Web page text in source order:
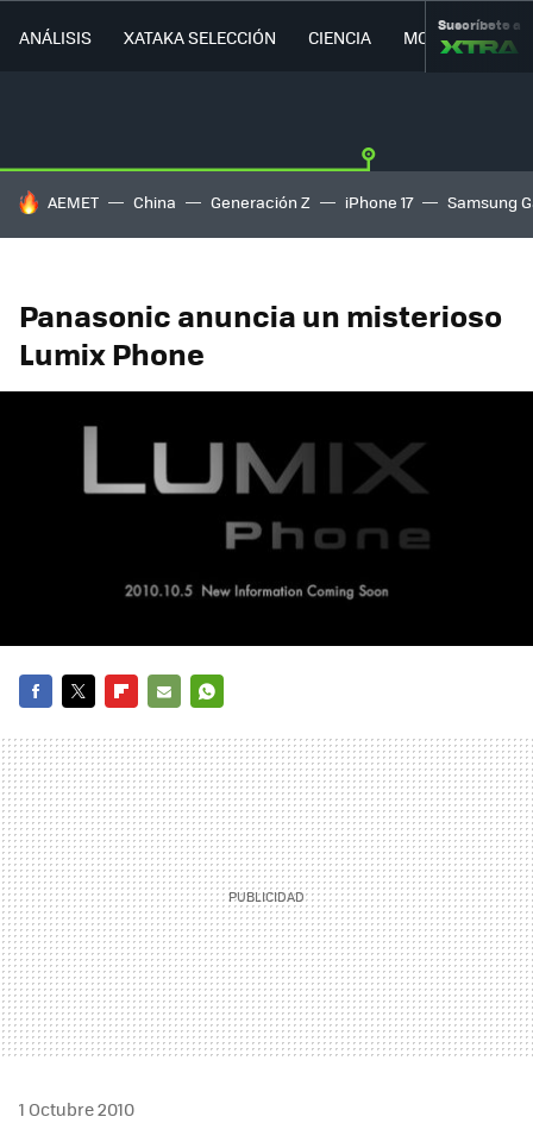
ANÁLISIS XATAKA SELECCIÓN CIENCIA MOVILIDAD
Suscríbete a
HOY SE HABLA DE
AEMET China Generación Z iPhone 17 Samsung
Panasonic anuncia un misterioso
Lumix Phone
MAIL
1 Octubre 2010